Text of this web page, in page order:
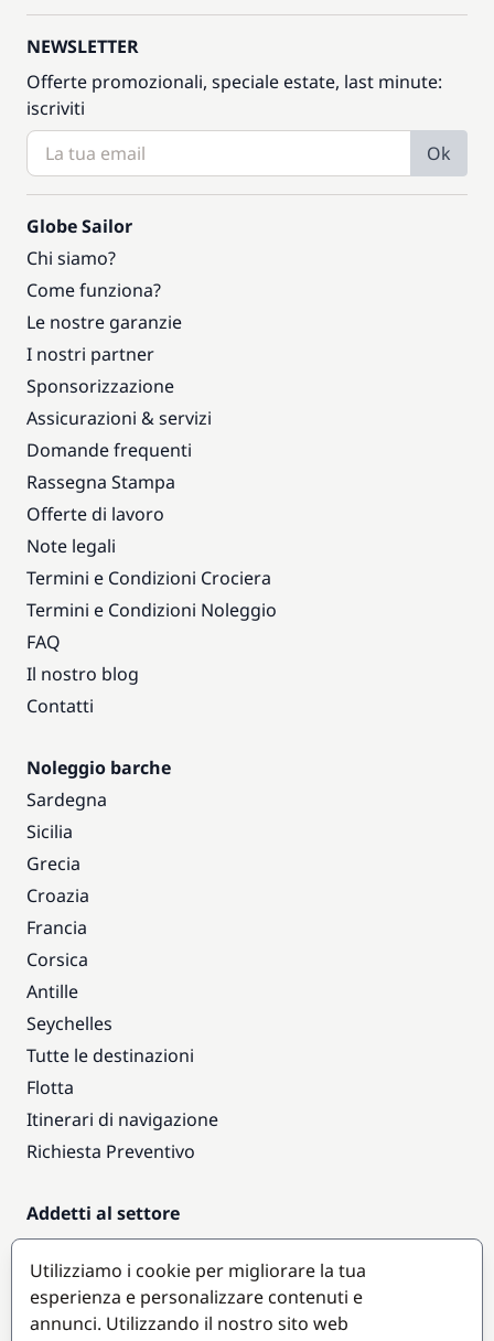
NEWSLETTER
Offerte promozionali, speciale estate, last minute:
iscriviti
Ok
Globe Sailor
Chi siamo?
Come funziona?
Le nostre garanzie
I nostri partner
Sponsorizzazione
Assicurazioni & servizi
Domande frequenti
Rassegna Stampa
Offerte di lavoro
Note legali
Termini e Condizioni Crociera
Termini e Condizioni Noleggio
FAQ
Il nostro blog
Contatti
Noleggio barche
Sardegna
Sicilia
Grecia
Croazia
Francia
Corsica
Antille
Seychelles
Tutte le destinazioni
Flotta
Itinerari di navigazione
Richiesta Preventivo
Addetti al settore
Accesso armatori
Diventare partner
Utilizziamo i cookie per migliorare la tua
esperienza e personalizzare contenuti e
annunci. Utilizzando il nostro sito web